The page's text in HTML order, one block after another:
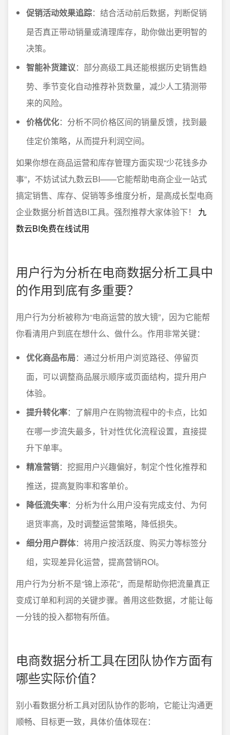
促销活动效果追踪：结合活动前后数据，判断促销
是否真正带动销量或清理库存，助你做出更明智的
决策。
智能补货建议：部分高级工具还能根据历史销售趋
势、季节变化自动推荐补货数量，减少人工猜测带
来的风险。
价格优化：分析不同价格区间的销量反馈，找到最
佳定价策略，从而提升利润空间。
如果你想在商品运营和库存管理方面实现“少花钱多办
事”，不妨试试九数云BI——它能帮助电商企业一站式
搞定销售、库存、促销等多维度分析，是高成长型电商
企业数据分析首选BI工具。强烈推荐大家体验下！ 九
数云BI免费在线试用
用户行为分析在电商数据分析工具中
的作用到底有多重要？
用户行为分析被称为“电商运营的放大镜”，因为它能帮
你看清用户到底在想什么、做什么。作用非常关键：
优化商品布局：通过分析用户浏览路径、停留页
面，可以调整商品展示顺序或页面结构，提升用户
体验。
提升转化率：了解用户在购物流程中的卡点，比如
在哪一步流失最多，针对性优化流程设置，直接提
升下单率。
精准营销：挖掘用户兴趣偏好，制定个性化推荐和
推送，提高复购率和客单价。
降低流失率：分析为什么用户没有完成支付、为何
退货率高，及时调整运营策略，降低损失。
细分用户群体：将用户按活跃度、购买力等标签分
组，实现差异化运营，提高营销ROI。
用户行为分析不是“锦上添花”，而是帮助你把流量真正
变成订单和利润的关键步骤。善用这些数据，才能让每
一分钱的投入都物有所值。
电商数据分析工具在团队协作方面有
哪些实际价值？
别小看数据分析工具对团队协作的影响，它能让沟通更
顺畅、目标更一致，具体价值体现在：